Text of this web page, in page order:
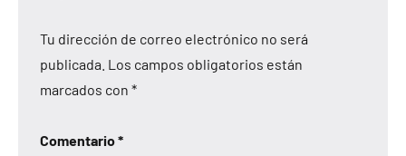
Tu dirección de correo electrónico no será
publicada. Los campos obligatorios están
marcados con *
Comentario*